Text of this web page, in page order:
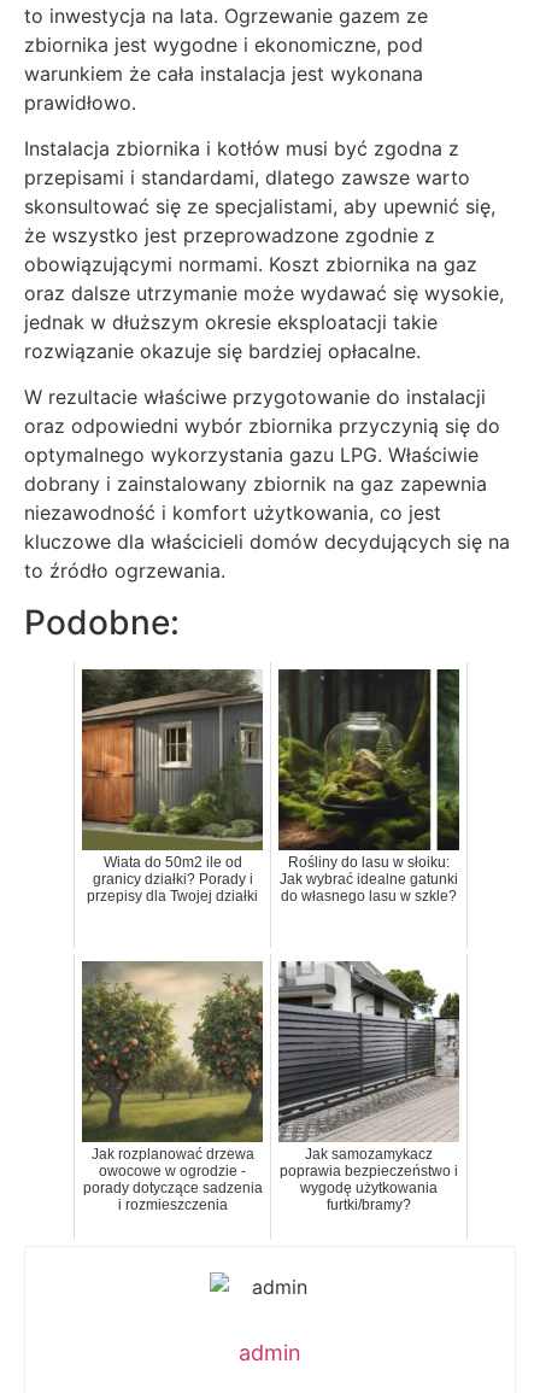
to inwestycja na lata. Ogrzewanie gazem ze
zbiornika jest wygodne i ekonomiczne, pod
warunkiem że cała instalacja jest wykonana
prawidłowo.
Instalacja zbiornika i kotłów musi być zgodna z
przepisami i standardami, dlatego zawsze warto
skonsultować się ze specjalistami, aby upewnić się,
że wszystko jest przeprowadzone zgodnie z
obowiązującymi normami. Koszt zbiornika na gaz
oraz dalsze utrzymanie może wydawać się wysokie,
jednak w dłuższym okresie eksploatacji takie
rozwiązanie okazuje się bardziej opłacalne.
W rezultacie właściwe przygotowanie do instalacji
oraz odpowiedni wybór zbiornika przyczynią się do
optymalnego wykorzystania gazu LPG. Właściwie
dobrany i zainstalowany zbiornik na gaz zapewnia
niezawodność i komfort użytkowania, co jest
kluczowe dla właścicieli domów decydujących się na
to źródło ogrzewania.
Podobne:
Wiata do 50m2 ile od
granicy działki? Porady i
przepisy dla Twojej działki
Rośliny do lasu w słoiku:
Jak wybrać idealne gatunki
do własnego lasu w szkle?
Jak rozplanować drzewa
owocowe w ogrodzie -
porady dotyczące sadzenia
i rozmieszczenia
Jak samozamykacz
poprawia bezpieczeństwo i
wygodę użytkowania
furtki/bramy?
admin